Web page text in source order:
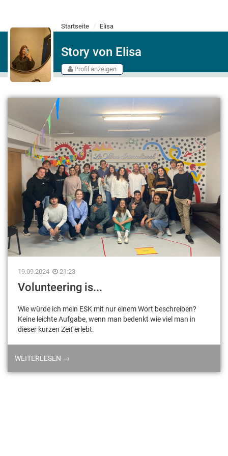
Startseite Elisa
Story von Elisa
Profil anzeigen
19.09.2024 21:23
Volunteering is...
Wie würde ich mein ESK mit nur einem Wort beschreiben?
Keine leichte Aufgabe, wenn man bedenkt wie viel man in
dieser kurzen Zeit erlebt.
WEITERLESEN →